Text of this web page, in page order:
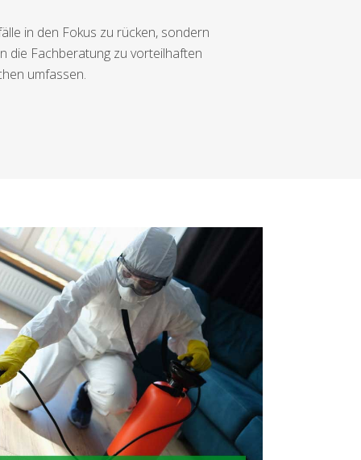
in den Fokus zu rücken, sondern
die Fachberatung zu vorteilhaften
umfassen.